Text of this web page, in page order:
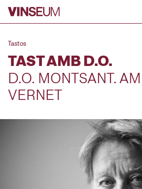
Anar al contingut
Tastos
TAST AMB D.O.
D.O. MONTSANT.
VERNET